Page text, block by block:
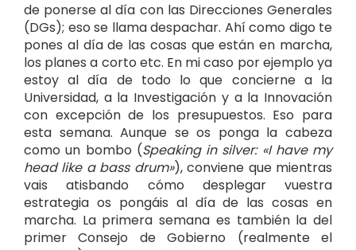
de ponerse al día con las Direcciones Generales
(DGs); eso se llama despachar. Ahí como digo te
pones al día de las cosas que están en marcha,
los planes a corto etc. En mi caso por ejemplo ya
estoy al día de todo lo que concierne a la
Universidad, a la Investigación y a la Innovación
con excepción de los presupuestos. Eso para
esta semana. Aunque se os ponga la cabeza
como un bombo (Speaking in silver: «I have my
head like a bass drum»), conviene que mientras
vais atisbando cómo desplegar vuestra
estrategia os pongáis al día de las cosas en
marcha. La primera semana es también la del
primer Consejo de Gobierno (realmente el